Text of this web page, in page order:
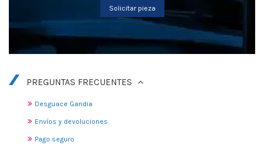
Solicitar pieza
PREGUNTAS FRECUENTES
Desguace Gandia
Envíos y devoluciones
Pago seguro